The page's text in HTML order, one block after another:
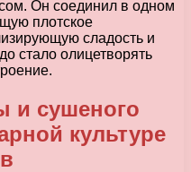
Он соединил в одном
плотское
сладость и
стало олицетворять
и сушеного
культуре